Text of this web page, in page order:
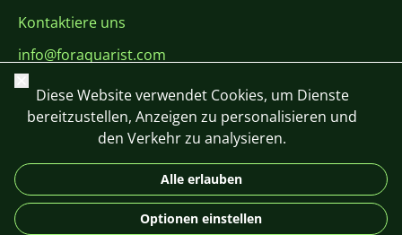
Kontaktiere uns
info@foraquarist.com
+420 603 449 602
DE
Schließen
Diese Website verwendet Cookies, um Dienste
bereitzustellen, Anzeigen zu personalisieren und
den Verkehr zu analysieren.
Alle erlauben
Optionen einstellen